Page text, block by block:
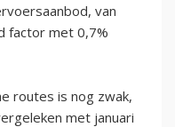
van
factor met 0,7%
routes is nog zwak,
met januari